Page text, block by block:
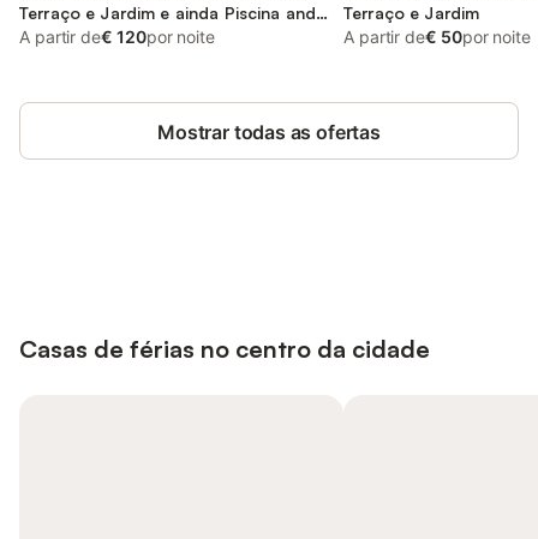
Terraço e Jardim e ainda Piscina and
Vista
A partir de€ 120por noite
Terraço e Jardim
A partir de€ 50por noite
Mostrar todas as ofertas
Casas de férias no centro da cidade